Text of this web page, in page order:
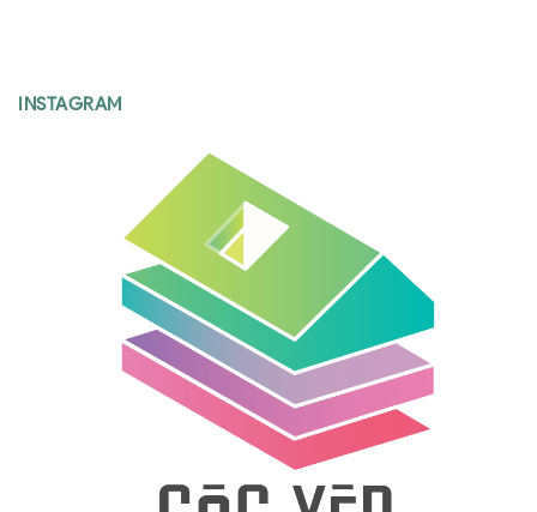
INSTAGRAM